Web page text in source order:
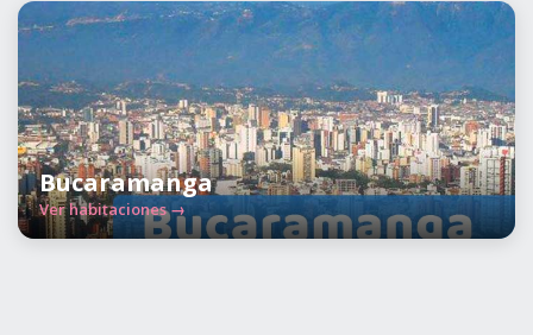
Bucaramanga
Ver habitaciones →